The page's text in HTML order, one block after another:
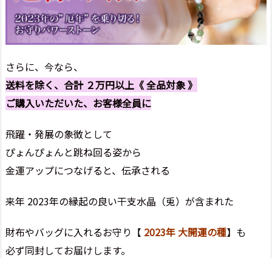
さらに、今なら、
送料を除く、合計 ２万円以上《 全品対象 》
ご購入いただいた、お客様全員に
飛躍・発展の象徴として
ぴょんぴょんと跳ね回る姿から
金運アップにつなげると、伝承される
来年 2023年の縁起の良い干支水晶（兎）が含まれた
財布やバッグに入れるお守り【 2023年 大開運の種】も
必ず同封してお届けします。